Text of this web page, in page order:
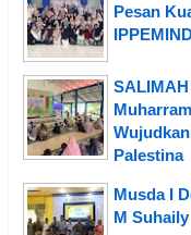
Pesan
Palestina
Musda I
M